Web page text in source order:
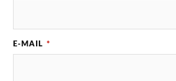
E-MAIL *